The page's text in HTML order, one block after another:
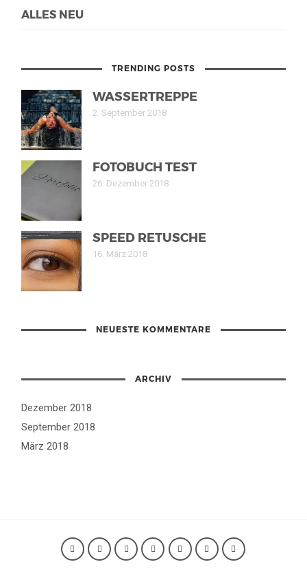
ALLES NEU
TRENDING POSTS
WASSERTREPPE
2. September 2018
FOTOBUCH TEST
26. Dezember 2018
SPEED RETUSCHE
16. März 2018
NEUESTE KOMMENTARE
ARCHIV
Dezember 2018
September 2018
März 2018